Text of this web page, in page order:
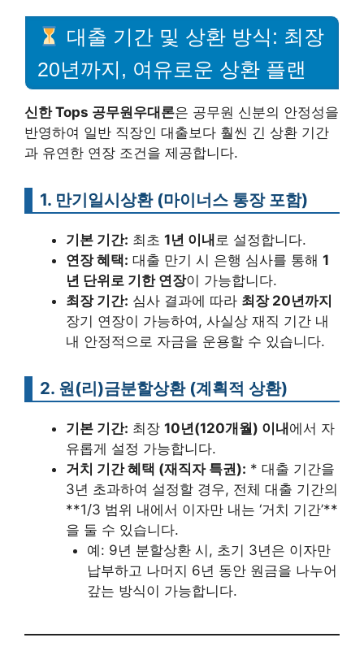
대출 기간 및 상환 방식: 최장
20년까지, 여유로운 상환 플랜
신한 Tops 공무원우대론은 공무원 신분의 안정성을
반영하여 일반 직장인 대출보다 훨씬 긴 상환 기간
과 유연한 연장 조건을 제공합니다.
1. 만기일시상환 (마이너스 통장 포함)
기본 기간: 최초 1년 이내 로 설정합니다.
연장 혜택: 대출 만기 시 은행 심사를 통해 1
년 단위로 기한 연장이 가능합니다.
최장 기간: 심사 결과에 따라 최장 20년까지
장기 연장이 가능하여, 사실상 재직 기간 내
내 안정적으로 자금을 운용할 수 있습니다.
2. 원(리)금분할상환 (계획적 상환)
기본 기간: 최장 10년(120개월) 이내 에서 자
유롭게 설정 가능합니다.
거치 기간 혜택 (재직자 특권): * 대출 기간을
3년 초과하여 설정할 경우, 전체 대출 기간의
**1/3 범위 내에서 이자만 내는 ‘거치 기간’**
을 둘 수 있습니다.
예: 9년 분할상환 시, 초기 3년은 이자만
납부하고 나머지 6년 동안 원금을 나누어
갚는 방식이 가능합니다.